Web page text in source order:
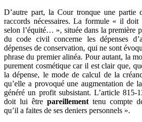
D’autre part, la Cour tronque une partie
raccords nécessaires. La formule « il
selon l’équité… », située dans la première
du code civil concerne les dépenses
dépenses de conservation, qui ne sont
phrase du premier alinéa. Pour autant, la
purement cosmétique car il est clair que,
la dépense, le mode de calcul de la
qu’elle a provoqué une augmentation de
généré un profit subsistant. L’article
doit lui être pareillement tenu compte
qu’il a faites de ses deniers personnels ».